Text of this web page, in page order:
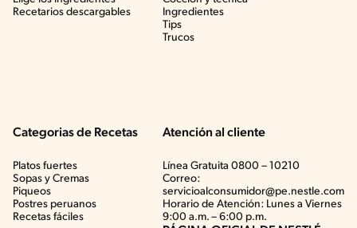
Recetarios descargables
Ingredientes
Tips
Trucos
Categorias de Recetas
Platos fuertes
Sopas y Cremas
Piqueos
Postres peruanos
Recetas fáciles
Atención al cliente
Línea Gratuita 0800 – 10210
Correo:
servicioalconsumidor@pe.nestle.com
Horario de Atención: Lunes a Viernes
9:00 a.m. – 6:00 p.m.